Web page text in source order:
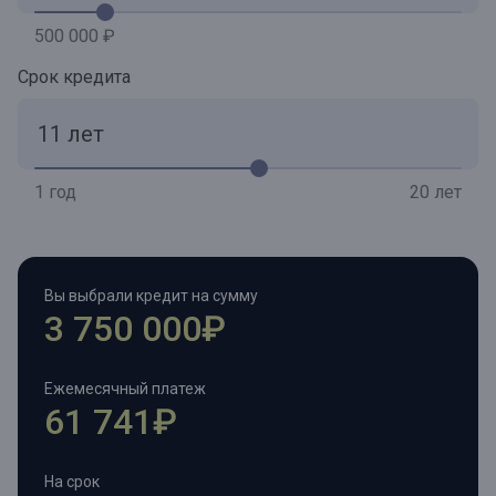
500 000 ₽
Срок кредита
1 год 20 лет
Вы выбрали кредит на сумму
3 750 000₽
Ежемесячный платеж
61 741₽
На срок